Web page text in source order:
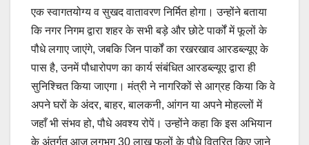
एक स्वागतयोग्य व सुखद वातावरण निर्मित होगा। उन्होंने बताया
कि नगर निगम द्वारा शहर के सभी बड़े और छोटे पार्कों में फूलों के
पौधे लगाए जाएंगे, जबकि जिन पार्कों का रखरखाव आरडब्ल्यूए के
पास है, उनमें पौधारोपण का कार्य संबंधित आरडब्ल्यूए द्वारा ही
सुनिश्चित किया जाएगा। मंत्री ने नागरिकों से आग्रह किया कि वे
अपने घरों के अंदर, बाहर, बालकनी, आंगन या अपने मोहल्लों में
जहाँ भी संभव हो, पौधे अवश्य रोपें। उन्होंने कहा कि इस अभियान
के अंतर्गत आज लगभग 30 लाख फूलों के पौधे वितरित किए जाने